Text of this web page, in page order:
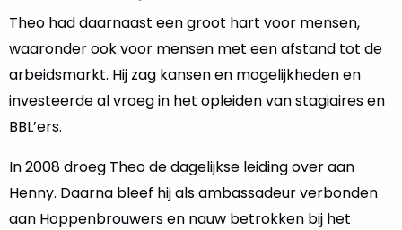
Theo had daarnaast een groot hart voor mensen,
waaronder ook voor mensen met een afstand tot de
arbeidsmarkt. Hij zag kansen en mogelijkheden en
investeerde al vroeg in het opleiden van stagiaires en
BBL’ers.
In 2008 droeg Theo de dagelijkse leiding over aan
Henny. Daarna bleef hij als ambassadeur verbonden
aan Hoppenbrouwers en nauw betrokken bij het